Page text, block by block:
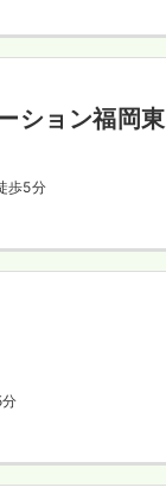
ション福岡東
歩5分